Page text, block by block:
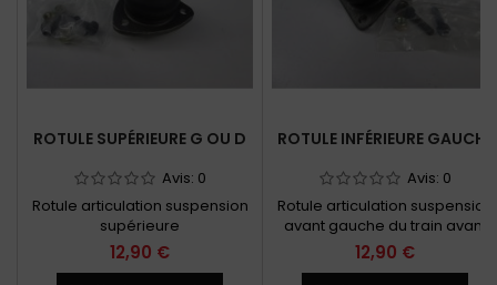
ROTULE SUPÉRIEURE G OU D
Avis: 0
Rotule articulation suspension
supérieure
12,90 €
ROTULE INFÉRIEURE GAUCHE
Avis: 0
Rotule articulation suspension
avant gauche du train avant
12,90 €